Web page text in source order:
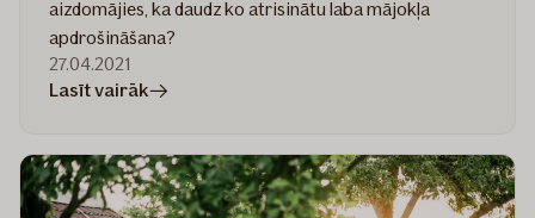
aizdomājies, ka daudz ko atrisinātu laba mājokļa
apdrošināšana?
27.04.2021
Lasīt vairākrakstā
ir
arī